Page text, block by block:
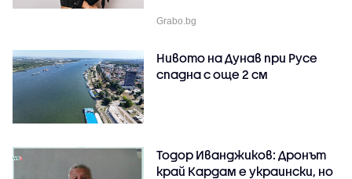
Grabo.bg
Нивото на Дунав при Русе
спадна с още 2 см
Тодор Иванджиков: Дронът
край Кардам е украински, но